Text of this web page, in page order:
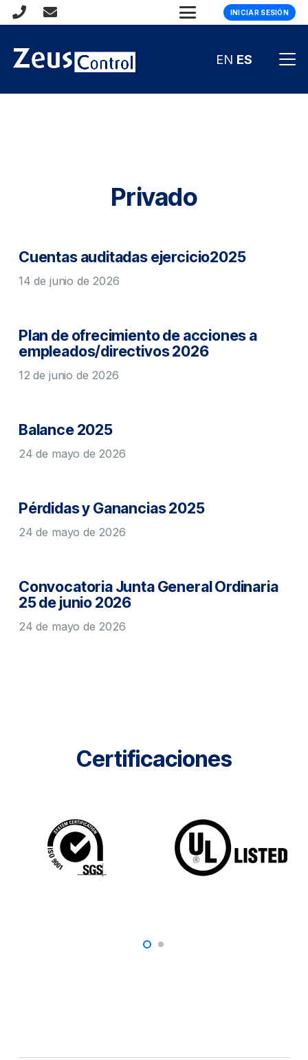
INICIAR SESIÓN
EN ES
Privado
Cuentas auditadas ejercicio2025
14 de junio de 2026
Plan de ofrecimiento de acciones a
empleados/directivos 2026
12 de junio de 2026
Balance 2025
24 de mayo de 2026
Pérdidas y Ganancias 2025
24 de mayo de 2026
Convocatoria Junta General Ordinaria
25 de junio 2026
24 de mayo de 2026
Certificaciones